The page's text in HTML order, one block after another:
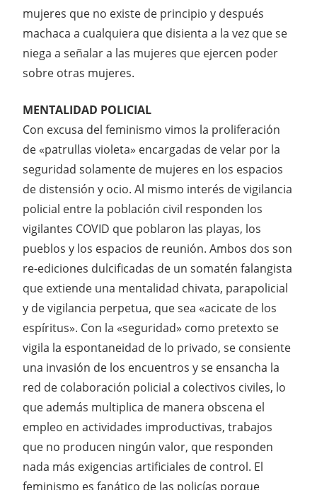
mujeres que no existe de principio y después
machaca a cualquiera que disienta a la vez que se
niega a señalar a las mujeres que ejercen poder
sobre otras mujeres.
MENTALIDAD POLICIAL
Con excusa del feminismo vimos la proliferación
de «patrullas violeta» encargadas de velar por la
seguridad solamente de mujeres en los espacios
de distensión y ocio. Al mismo interés de vigilancia
policial entre la población civil responden los
vigilantes COVID que poblaron las playas, los
pueblos y los espacios de reunión. Ambos dos son
re-ediciones dulcificadas de un somatén falangista
que extiende una mentalidad chivata, parapolicial
y de vigilancia perpetua, que sea «acicate de los
espíritus». Con la «seguridad» como pretexto se
vigila la espontaneidad de lo privado, se consiente
una invasión de los encuentros y se ensancha la
red de colaboración policial a colectivos civiles, lo
que además multiplica de manera obscena el
empleo en actividades improductivas, trabajos
que no producen ningún valor, que responden
nada más exigencias artificiales de control. El
feminismo es fanático de las policías porque